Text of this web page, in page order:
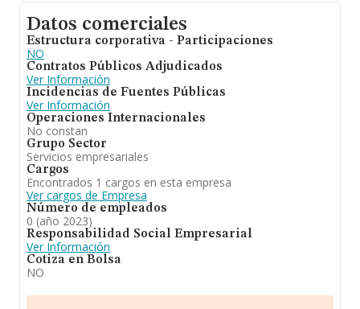
Datos comerciales
Estructura corporativa - Participaciones
NO
Contratos Públicos Adjudicados
Ver Información
Incidencias de Fuentes Públicas
Ver Información
Operaciones Internacionales
No constan
Grupo Sector
Servicios empresariales
Cargos
Encontrados 1 cargos en esta empresa
Ver cargos de Empresa
Número de empleados
0 (año 2023)
Responsabilidad Social Empresarial
Ver Información
Cotiza en Bolsa
NO